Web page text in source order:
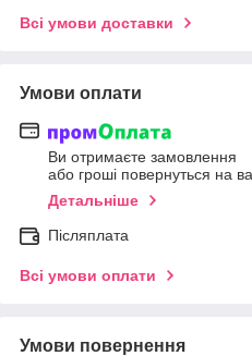
Всі умови доставки
Умови оплати
Ви отримаєте замовлення
або гроші повернуться на
Детальніше
Післяплата
Всі умови оплати
Умови повернення